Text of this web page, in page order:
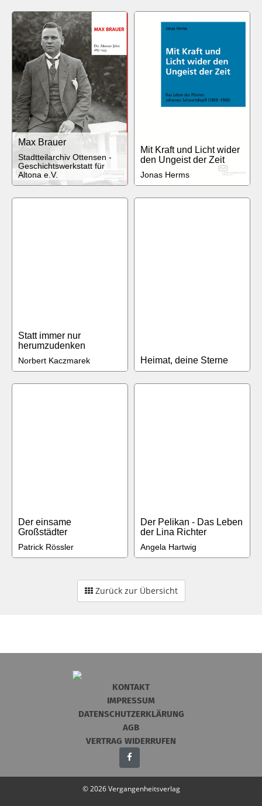
Max Brauer
Stadtteilarchiv Ottensen -
Geschichtswerkstatt für
Altona e.V.
Mit Kraft und Licht wider
den Ungeist der Zeit
Jonas Herms
Statt immer nur
herumzudenken
Norbert Kaczmarek Heimat, deine Sterne
Der einsame
Großstädter
Patrick Rössler
Der Pelikan - Das Leben
der Lina Richter
Angela Hartwig
Zurück zur Übersicht
KONTAKT
IMPRESSUM
DATENSCHUTZERKLÄRUNG
AGB
VERTRAG WIDERRUFEN
© 2026 Vergangenheitsverlag